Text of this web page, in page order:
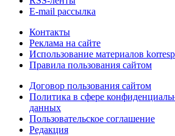
E-mail рассылка
Контакты
Реклама на сайте
Использование материалов
Правила пользования сайтом
Договор пользования сайтом
Политика в сфере
данных
Пользовательское соглашение
Редакция